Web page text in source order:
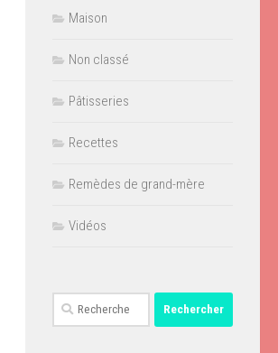
Maison
Non classé
Pâtisseries
Recettes
Remèdes de grand-mère
Vidéos
Rechercher :